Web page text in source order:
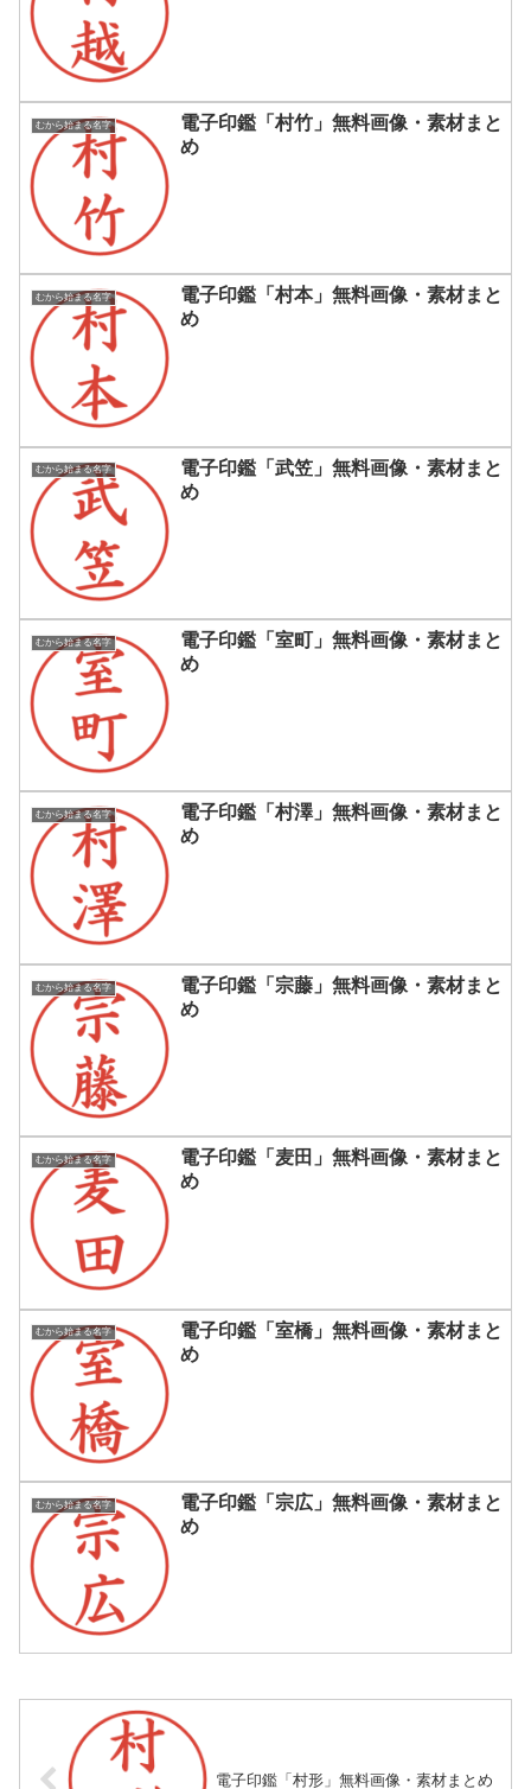
むから始まる名字
電子印鑑「村竹」無料画像・素材まと
め
むから始まる名字
電子印鑑「村本」無料画像・素材まと
め
むから始まる名字
電子印鑑「武笠」無料画像・素材まと
め
むから始まる名字
電子印鑑「室町」無料画像・素材まと
め
むから始まる名字
電子印鑑「村澤」無料画像・素材まと
め
むから始まる名字
電子印鑑「宗藤」無料画像・素材まと
め
むから始まる名字
電子印鑑「麦田」無料画像・素材まと
め
むから始まる名字
電子印鑑「室橋」無料画像・素材まと
め
むから始まる名字
電子印鑑「宗広」無料画像・素材まと
め
電子印鑑「村形」無料画像・素材まとめ